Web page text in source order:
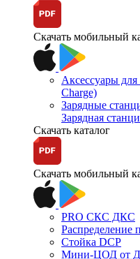
Скачать мобильный
Аксессуары для
Charge)
Зарядные
Зарядная
Скачать каталог
Скачать мобильный
PRO СКС ДКС
Распределение
Стойка DCP
Мини-ЦОД от